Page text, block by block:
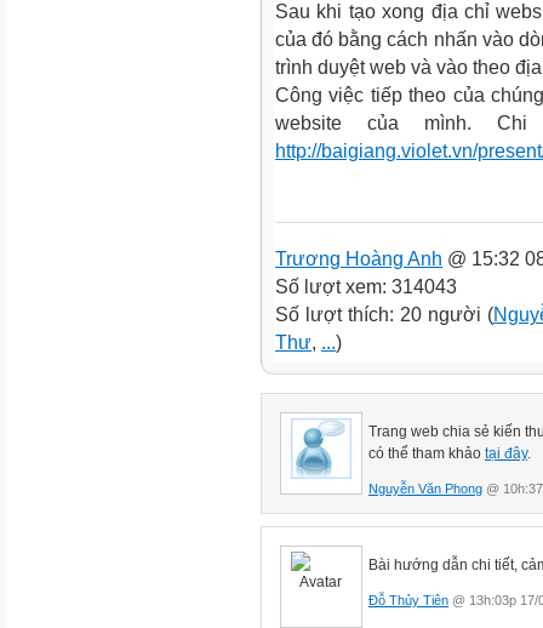
Sau khi tạo xong địa chỉ
của đó bằng cách nhấn vào
trình duyệt web và vào theo
Công việc tiếp theo của
website của mình.
http://baigiang.violet.vn/
Trương Hoàng Anh @ 15:32
Số lượt xem: 314043
Số lượt thích: 20 người (
Thư, ...)
Trang web chia sẻ kiến
có thể tham khảo tại đây.
Nguyễn Văn Phong @
Bài hướng dẫn chi tiết,
Đỗ Thủy Tiên @ 13h:03p 17/